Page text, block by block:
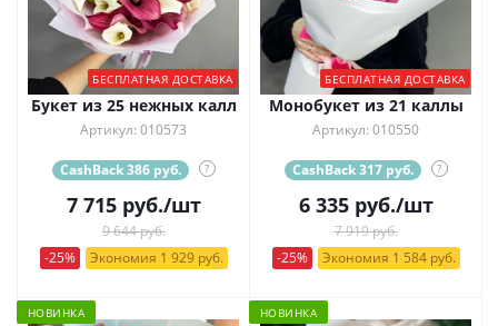
БЕСПЛАТНАЯ ДОСТАВКА
Букет из 25 нежных калл
Артикул: 010573
CashBack 386 руб. ?
7 715руб./шт
9 644 руб.
-25%
Экономия 1 929 руб.
БЕСПЛАТНАЯ ДОСТАВКА
Монобукет из 21 каллы
Артикул: 010550
CashBack 317 руб. ?
6 335руб./шт
7 919 руб.
-25%
Экономия 1 584 руб.
НОВИНКА НОВИНКА